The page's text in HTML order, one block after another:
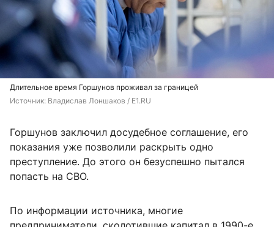
Длительное время Горшунов проживал за границей
Источник: Владислав Лоншаков / E1.RU
Горшунов заключил досудебное соглашение, его
показания уже позволили раскрыть одно
преступление. До этого он безуспешно пытался
попасть на СВО.
По информации источника, многие